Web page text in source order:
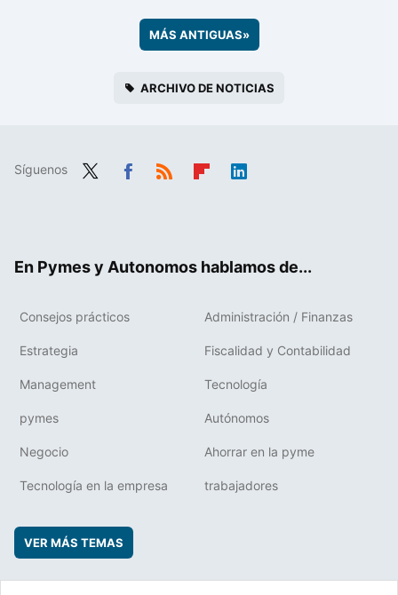
MÁS ANTIGUAS»
ARCHIVO DE NOTICIAS
Síguenos
En Pymes y Autonomos hablamos de...
Consejos prácticos Administración / Finanzas
Estrategia Fiscalidad y Contabilidad
Management Tecnología
pymes Autónomos
Negocio Ahorrar en la pyme
Tecnología en la empresa trabajadores
VER MÁS TEMAS